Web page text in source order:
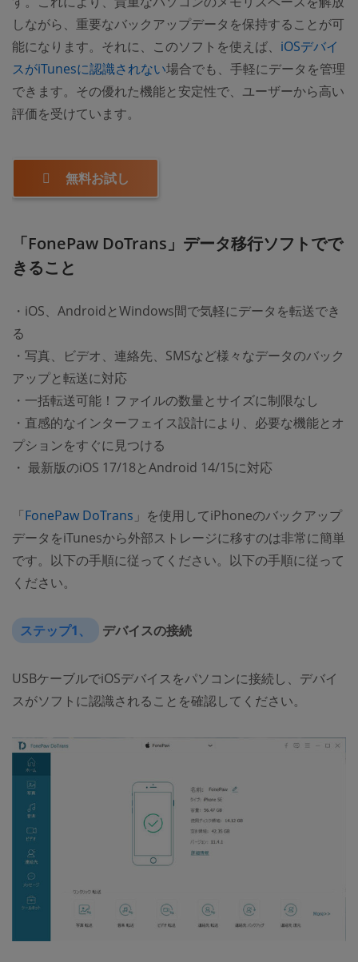
しながら、重要なバックアップデータを保持することが可
能になります。それに、このソフトを使えば、 iOSデバイ
スがiTunesに認識されない場合でも、手軽にデータを管理
できます。その優れた機能と安定性で、ユーザーから高い
評価を受けています。
無料お試し
「FonePaw DoTrans」データ移行ソフトでで
きること
・iOS、AndroidとWindows間で気軽にデータを転送でき
る
・写真、ビデオ、連絡先、SMSなど様々なデータのバック
アップと転送に対応
・一括転送可能！ファイルの数量とサイズに制限なし
・直感的なインターフェイス設計により、必要な機能とオ
プションをすぐに見つける
・ 最新版のiOS 17/18とAndroid 14/15に対応
「FonePaw DoTrans 」を使用してiPhoneのバックアップ
データをiTunesから外部ストレージに移すのは非常に簡単
です。以下の手順に従ってください。以下の手順に従って
ください。
ステップ1、 デバイスの接続
USBケーブルでiOSデバイスをパソコンに接続し、デバイ
スがソフトに認識されることを確認してください。